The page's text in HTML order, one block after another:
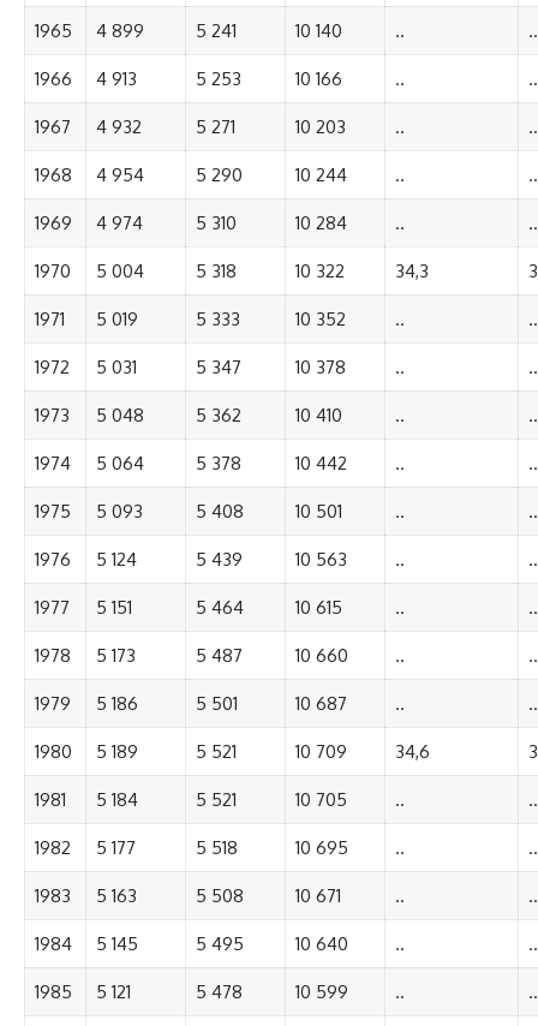
1965 4 899 5 241 10 140 .. ..
1966 4 913 5 253 10 166 .. ..
1967 4 932 5 271 10 203 .. ..
1968 4 954 5 290 10 244 .. ..
1969 4 974 5 310 10 284 .. ..
1970 5 004 5 318 10 322 34,3
1971 5 019 5 333 10 352 .. ..
1972 5 031 5 347 10 378 .. ..
1973 5 048 5 362 10 410 .. ..
1974 5 064 5 378 10 442 .. ..
1975 5 093 5 408 10 501 .. ..
1976 5 124 5 439 10 563 .. ..
1977 5 151 5 464 10 615 .. ..
1978 5 173 5 487 10 660 .. ..
1979 5 186 5 501 10 687 .. ..
1980 5 189 5 521 10 709 34,6
1981 5 184 5 521 10 705 .. ..
1982 5 177 5 518 10 695 .. ..
1983 5 163 5 508 10 671 .. ..
1984 5 145 5 495 10 640 .. ..
1985 5 121 5 478 10 599 .. ..